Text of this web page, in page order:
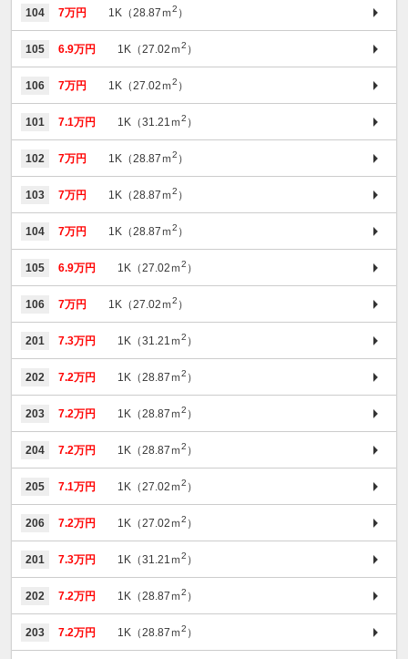
104 7万円 1K（28.87ｍ2 ）
105 6.9万円 1K（27.02ｍ2 ）
106 7万円 1K（27.02ｍ2 ）
101 7.1万円 1K（31.21ｍ2 ）
102 7万円 1K（28.87ｍ2 ）
103 7万円 1K（28.87ｍ2 ）
104 7万円 1K（28.87ｍ2 ）
105 6.9万円 1K（27.02ｍ2 ）
106 7万円 1K（27.02ｍ2 ）
201 7.3万円 1K（31.21ｍ2 ）
202 7.2万円 1K（28.87ｍ2 ）
203 7.2万円 1K（28.87ｍ2 ）
204 7.2万円 1K（28.87ｍ2 ）
205 7.1万円 1K（27.02ｍ2 ）
206 7.2万円 1K（27.02ｍ2 ）
201 7.3万円 1K（31.21ｍ2 ）
202 7.2万円 1K（28.87ｍ2 ）
203 7.2万円 1K（28.87ｍ2 ）